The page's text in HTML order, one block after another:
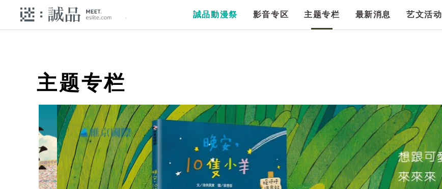
誠品動漫祭 影音专区 主题专栏 最新消息 艺文活动
主题专栏